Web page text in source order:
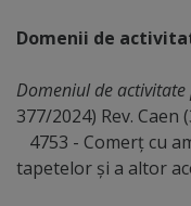
Domenii de
Domeniul de
377/2024) Rev. Caen
4753 - Comerț cu
tapetelor și a altor